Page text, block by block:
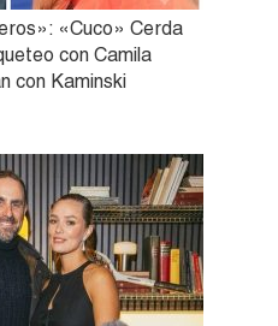
«Cuco» Cerda
con Camila
con Kaminski